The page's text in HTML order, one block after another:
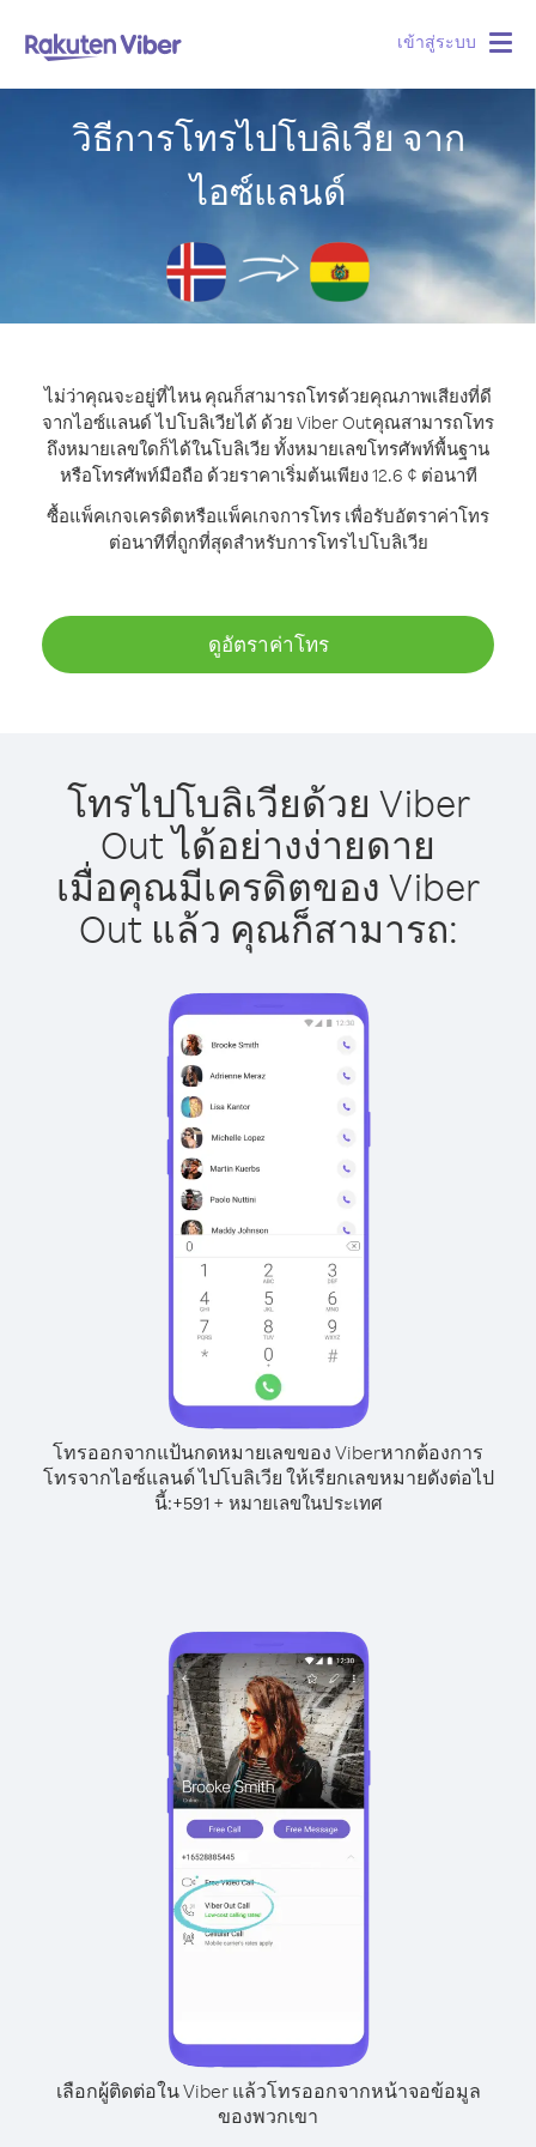
เข้าสู่ระบบ
วิธีการโทรไปโบลิเวีย จาก
ไอซ์แลนด์
ไม่ว่าคุณจะอยู่ที่ไหน คุณก็สามารถโทรด้วยคุณภาพเสียงที่ดี
จากไอซ์แลนด์ ไปโบลิเวียได้ ด้วย Viber Outคุณสามารถโทร
ถึงหมายเลขใดก็ได้ในโบลิเวีย ทั้งหมายเลขโทรศัพท์พื้นฐาน
หรือโทรศัพท์มือถือ ด้วยราคาเริ่มต้นเพียง 12.6 ¢ ต่อนาที
ซื้อแพ็คเกจเครดิตหรือแพ็คเกจการโทร เพื่อรับอัตราค่าโทร
ต่อนาทีที่ถูกที่สุดสำหรับการโทรไปโบลิเวีย
ดูอัตราค่าโทร
โทรไปโบลิเวียด้วย Viber
Out ได้อย่างง่ายดาย
เมื่อคุณมีเครดิตของ Viber
Out แล้ว คุณก็สามารถ:
โทรออกจากแป้นกดหมายเลขของ Viberหากต้องการ
โทรจากไอซ์แลนด์ ไปโบลิเวีย ให้เรียกเลขหมายดังต่อไป
นี้:+591+ หมายเลขในประเทศ
เลือกผู้ติดต่อใน Viber แล้วโทรออกจากหน้าจอข้อมูล
ของพวกเขา